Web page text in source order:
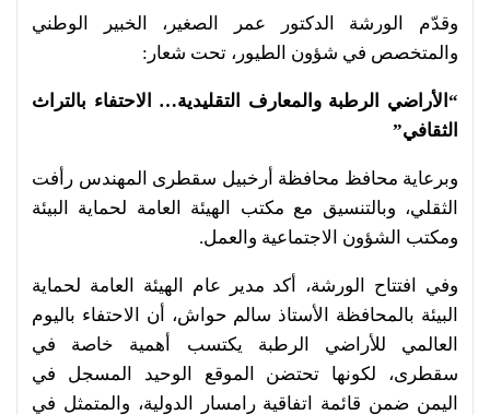
وقدّم الورشة الدكتور عمر الصغير، الخبير الوطني
والمتخصص في شؤون الطيور، تحت شعار:
“الأراضي الرطبة والمعارف التقليدية… الاحتفاء بالتراث
الثقافي”
وبرعاية محافظ محافظة أرخبيل سقطرى المهندس رأفت
الثقلي، وبالتنسيق مع مكتب الهيئة العامة لحماية البيئة
ومكتب الشؤون الاجتماعية والعمل.
وفي افتتاح الورشة، أكد مدير عام الهيئة العامة لحماية
البيئة بالمحافظة الأستاذ سالم حواش، أن الاحتفاء باليوم
العالمي للأراضي الرطبة يكتسب أهمية خاصة في
سقطرى، لكونها تحتضن الموقع الوحيد المسجل في
اليمن ضمن قائمة اتفاقية رامسار الدولية، والمتمثل في